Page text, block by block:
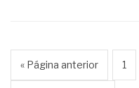
« Página anterior 1